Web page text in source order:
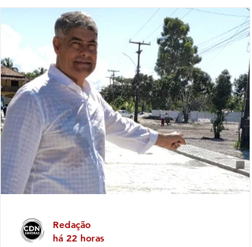
Redação
há 22 horas